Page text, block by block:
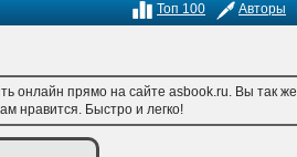
Авторы
Топ 100
онлайн прямо на сайте asbook.ru. Вы так
нравится. Быстро и легко!